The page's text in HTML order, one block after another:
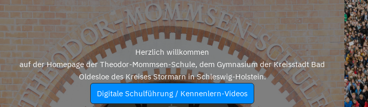
Herzlich willkommen
auf der Homepage der Theodor-Mommsen-Schule, dem Gymnasium der Kreisstadt Bad
Oldesloe des Kreises Stormarn in Schleswig-Holstein.
Digitale Schulführung / Kennenlern-Videos